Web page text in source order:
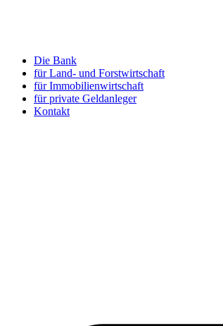
Die Bank
für Land- und Forstwirtschaft
für Immobilienwirtschaft
für private Geldanleger
Kontakt